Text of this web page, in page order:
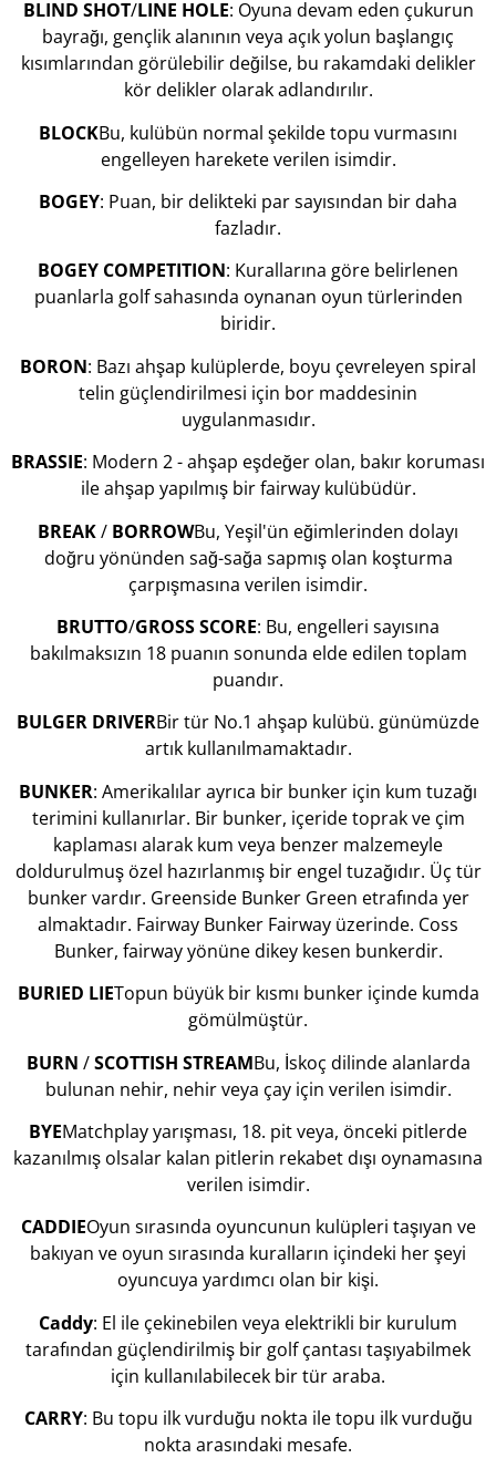
BLIND SHOT/LINE HOLE: Oyuna devam eden çukurun
bayrağı, gençlik alanının veya açık yolun başlangıç
kısımlarından görülebilir değilse, bu rakamdaki delikler
kör delikler olarak adlandırılır.
BLOCKBu, kulübün normal şekilde topu vurmasını
engelleyen harekete verilen isimdir.
BOGEY: Puan, bir delikteki par sayısından bir daha
fazladır.
BOGEY COMPETITION: Kurallarına göre belirlenen
puanlarla golf sahasında oynanan oyun türlerinden
biridir.
BORON: Bazı ahşap kulüplerde, boyu çevreleyen spiral
telin güçlendirilmesi için bor maddesinin
uygulanmasıdır.
BRASSIE: Modern 2 - ahşap eşdeğer olan, bakır koruması
ile ahşap yapılmış bir fairway kulübüdür.
BREAK/ BORROWBu, Yeşil'ün eğimlerinden dolayı
doğru yönünden sağ-sağa sapmış olan koşturma
çarpışmasına verilen isimdir.
BRUTTO/GROSSSCORE: Bu, engelleri sayısına
bakılmaksızın 18 puanın sonunda elde edilen toplam
puandır.
BULGER DRIVERBir tür No.1 ahşap kulübü. günümüzde
artık kullanılmamaktadır.
BUNKER: Amerikalılar ayrıca bir bunker için kum tuzağı
terimini kullanırlar. Bir bunker, içeride toprak ve çim
kaplaması alarak kum veya benzer malzemeyle
doldurulmuş özel hazırlanmış bir engel tuzağıdır. Üç tür
bunker vardır. Greenside Bunker Green etrafında yer
almaktadır. Fairway Bunker Fairway üzerinde. Coss
Bunker, fairway yönüne dikey kesen bunkerdir.
BURIED LIETopun büyük bir kısmı bunker içinde kumda
gömülmüştür.
BURN /SCOTTISH STREAMBu, İskoç dilinde alanlarda
bulunan nehir, nehir veya çay için verilen isimdir.
BYEMatchplay yarışması, 18. pit veya, önceki pitlerde
kazanılmış olsalar kalan pitlerin rekabet dışı oynamasına
verilen isimdir.
CADDIEOyun sırasında oyuncunun kulüpleri taşıyan ve
bakıyan ve oyun sırasında kuralların içindeki her şeyi
oyuncuya yardımcı olan bir kişi.
Caddy: El ile çekinebilen veya elektrikli bir kurulum
tarafından güçlendirilmiş bir golf çantası taşıyabilmek
için kullanılabilecek bir tür araba.
CARRY: Bu topu ilk vurduğu nokta ile topu ilk vurduğu
nokta arasındaki mesafe.